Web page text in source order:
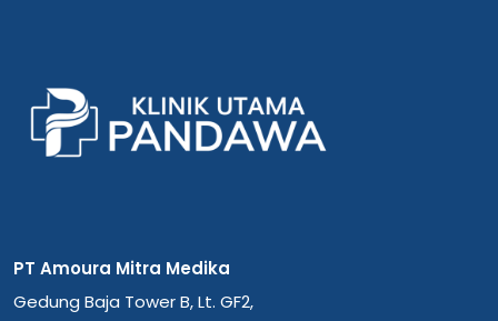
PT Amoura Mitra Medika
Gedung Baja Tower B, Lt. GF2,